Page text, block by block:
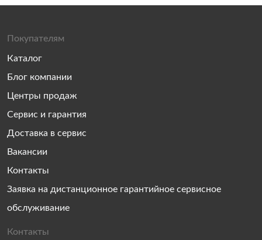
Покупателям
Каталог
Блог компании
Центры продаж
Сервис и гарантия
Доставка в сервис
Вакансии
Контакты
Заявка на дистанционное гарантийное сервисное
обслуживание
Контакты